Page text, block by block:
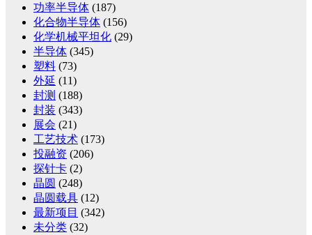
功率半导体 (187)
化合物半导体 (156)
化学机械平坦化 (29)
半导体 (345)
塑料 (73)
外延 (11)
封测 (188)
封装 (343)
展会 (21)
工艺技术 (173)
投融资 (206)
探针卡 (2)
晶圆 (248)
晶圆载具 (12)
最新项目 (342)
未分类 (32)